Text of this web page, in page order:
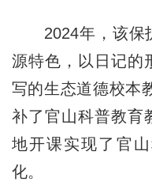
2024年，该保
源特色，以日记的
写的生态道德校本
补了官山科普教育
地开课实现了官
化。